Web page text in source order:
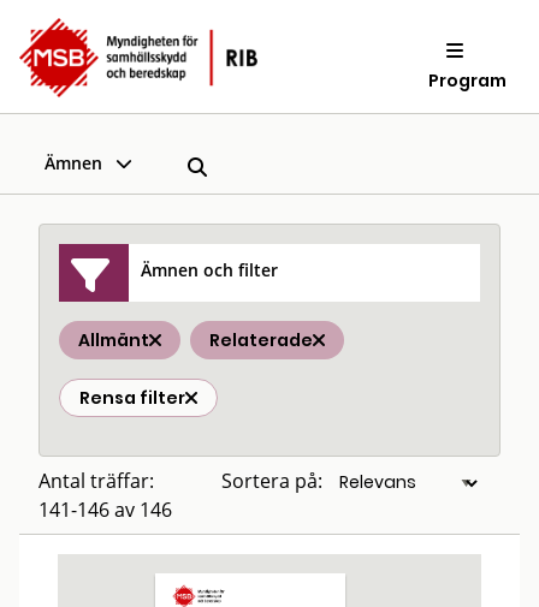
Program
Ämnen
Ämnen och filter
Allmänt Relaterade
Rensa filter
Antal träffar:
141-146 av 146
Sortera på: